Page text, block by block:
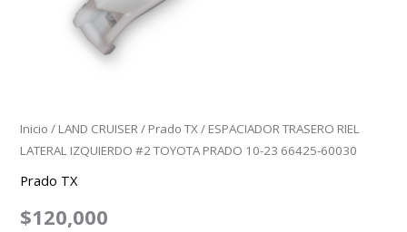
Inicio / LAND CRUISER/ Prado TX/ ESPACIADOR TRASERO RIEL
LATERAL IZQUIERDO #2 TOYOTA PRADO 10-23 66425-60030
Prado TX
$120,000